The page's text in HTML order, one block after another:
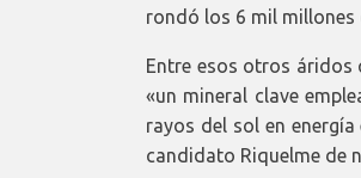
rondó los 6 mil millones
Entre esos otros áridos
«un mineral clave
rayos del sol en
candidato Riquelme de